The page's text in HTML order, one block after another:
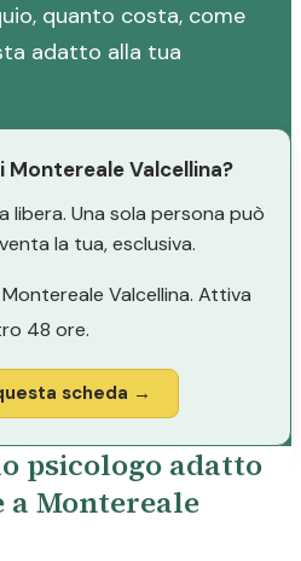
quanto costa, come
adatto alla tua
Montereale Valcellina?
libera. Una sola persona può
la tua, esclusiva.
Valcellina. Attiva
48 ore.
scheda →
psicologo adatto
a Montereale